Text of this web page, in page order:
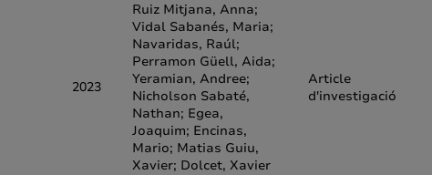
2023
Ruiz Mitjana, Anna;
Vidal Sabanés, Maria;
Navaridas, Raúl;
Perramon Güell, Aida;
Yeramian, Andree;
Nicholson Sabaté,
Nathan; Egea,
Joaquim; Encinas,
Mario; Matias Guiu,
Xavier; Dolcet, Xavier
Article
d'investigació